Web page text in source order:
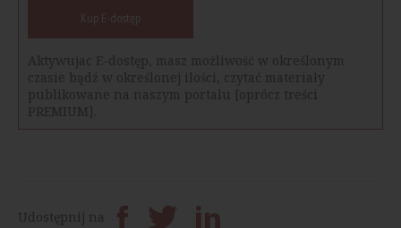
Kup E-dostęp
Aktywujac E-dostęp, masz możliwość w określonym
czasie bądź w określonej ilości, czytać materiały
publikowane na naszym portalu [oprócz treści
PREMIUM].
Udostępnij na